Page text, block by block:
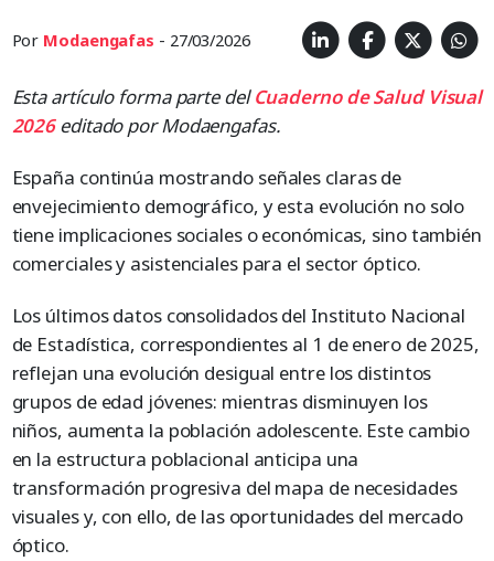
Por Modaengafas - 27/03/2026
Esta artículo forma parte delCuaderno deSalud Visual
2026editado por Modaengafas.
España continúa mostrando señales claras de
envejecimiento demográfico, y esta evolución no solo
tiene implicaciones sociales o económicas, sino también
comerciales y asistenciales para el sector óptico.
Los últimos datos consolidados del Instituto Nacional
de Estadística, correspondientes al 1 de enero de 2025,
reflejan una evolución desigual entre los distintos
grupos de edad jóvenes: mientras disminuyen los
niños, aumenta la población adolescente. Este cambio
en la estructura poblacional anticipa una
transformación progresiva del mapa de necesidades
visuales y, con ello, de las oportunidades del mercado
óptico.